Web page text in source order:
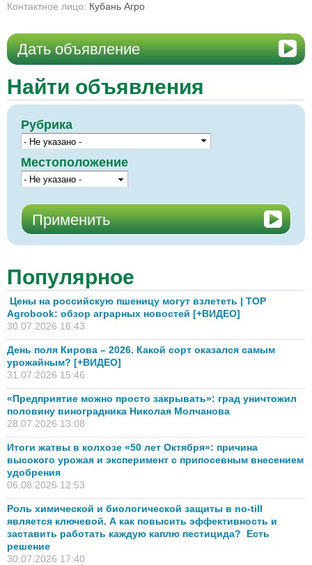
Контактное лицо: Кубань Агро
Дать объявление
Найти объявления
Рубрика
Местоположение
Популярное
Цены на российскую пшеницу могут взлететь | TOP
Agrobook: обзор аграрных новостей [+ВИДЕО]
30.07.2026 16:43
День поля Кирова – 2026. Какой сорт оказался самым
урожайным? [+ВИДЕО]
31.07.2026 15:46
«Предприятие можно просто закрывать»: град уничтожил
половину виноградника Николая Молчанова
28.07.2026 13:08
Итоги жатвы в колхозе «50 лет Октября»: причина
высокого урожая и эксперимент с припосевным внесением
удобрения
06.08.2026 12:53
Роль химической и биологической защиты в no-till
является ключевой. А как повысить эффективность и
заставить работать каждую каплю пестицида? Есть
решение
30.07.2026 17:40